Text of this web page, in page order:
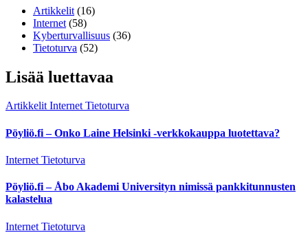
Artikkelit (16)
Internet (58)
Kyberturvallisuus (36)
Tietoturva (52)
Lisää luettavaa
ArtikkelitInternetTietoturva
Pöyliö.fi – Onko Laine Helsinki -verkkokauppa luotettava?
Internet Tietoturva
Pöyliö.fi – Åbo Akademi Universityn nimissä pankkitunnusten
kalastelua
Internet Tietoturva